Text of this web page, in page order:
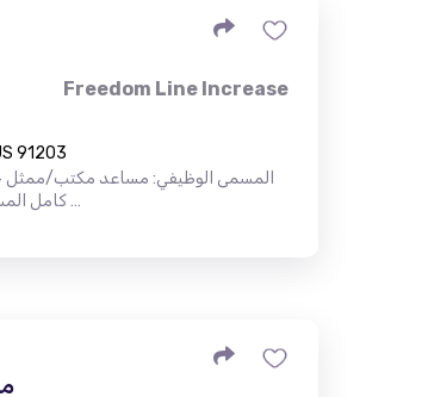
Freedom Line Increase
91203
المسمى الوظيفي: مساعد مكتب/ممثل
كامل المسمى الوظيفي: ينصب التركيز الأساسي على زيادة خطوط …